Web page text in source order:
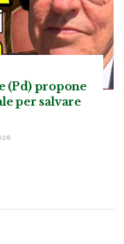
(Pd) propone
per salvare